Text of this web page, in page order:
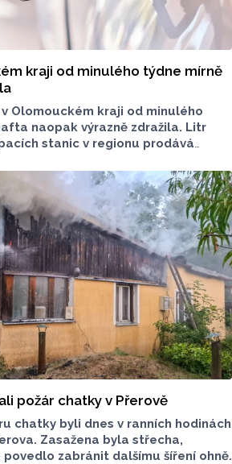
kraji od minulého týdne mírně
v Olomouckém kraji od minulého
naopak výrazně zdražila. Litr
stanic v regionu prodává
nafta, za litr teď řidiči dají
Podle údajů společnosti CCS,
benzin v současnosti o 7,73 koruny
za naftu tehdy motoristé platili
požár chatky v Přerově
chatky byli dnes v ranních hodinách
Zasažena byla střecha,
povedlo zabránit dalšímu šíření ohně.